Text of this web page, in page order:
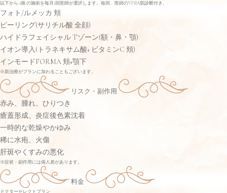
以下から 2個 の施術を毎月1回医師が選択します。毎回、医師のVISIA肌診断付き。
フォト/ルメッカ 頬
ピーリング(サリチル酸 全顔)
ハイドラフェイシャル Tゾーン(額・鼻・顎)
イオン導入(トラネキサム酸+ ビタミンC 頬)
インモードFORMA 頬+顎下
※新治療がプランに加わることもございます。
リスク・副作用
赤み、腫れ、ひりつき
瘡蓋形成、炎症後色素沈着
一時的な乾燥やかゆみ
稀に水疱、火傷
肝斑やくすみの悪化
※症状・副作用には個人差があります。
料金
ドクターセレクトプラン